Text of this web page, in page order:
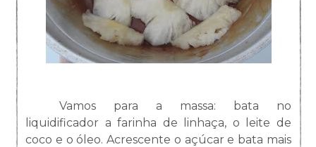
Vamos para a massa: bata no
liquidificador a farinha de linhaça, o leite de
coco e o óleo. Acrescente o açúcar e bata mais